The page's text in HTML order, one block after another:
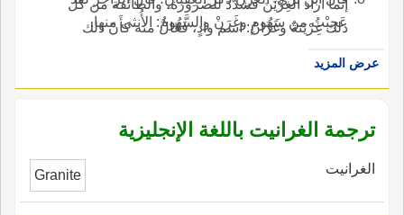
إنما أَراد الغِرْيَنَ فشَدَّدَ للضرورة، والطائفة من كل
ذلك غِرْيَنةٌ وغَرَّانُ: اسم وادٍ، فَعّالٌ منه كأَنّ ذلك
عَجِبْتُ من سَهُومٍ وغَرَنْ والسَّهُومُ: الأُنثى منها.
عرض المزيد
ترجمة الغرانيت باللغة الإنجليزية
الغرانيت Granite